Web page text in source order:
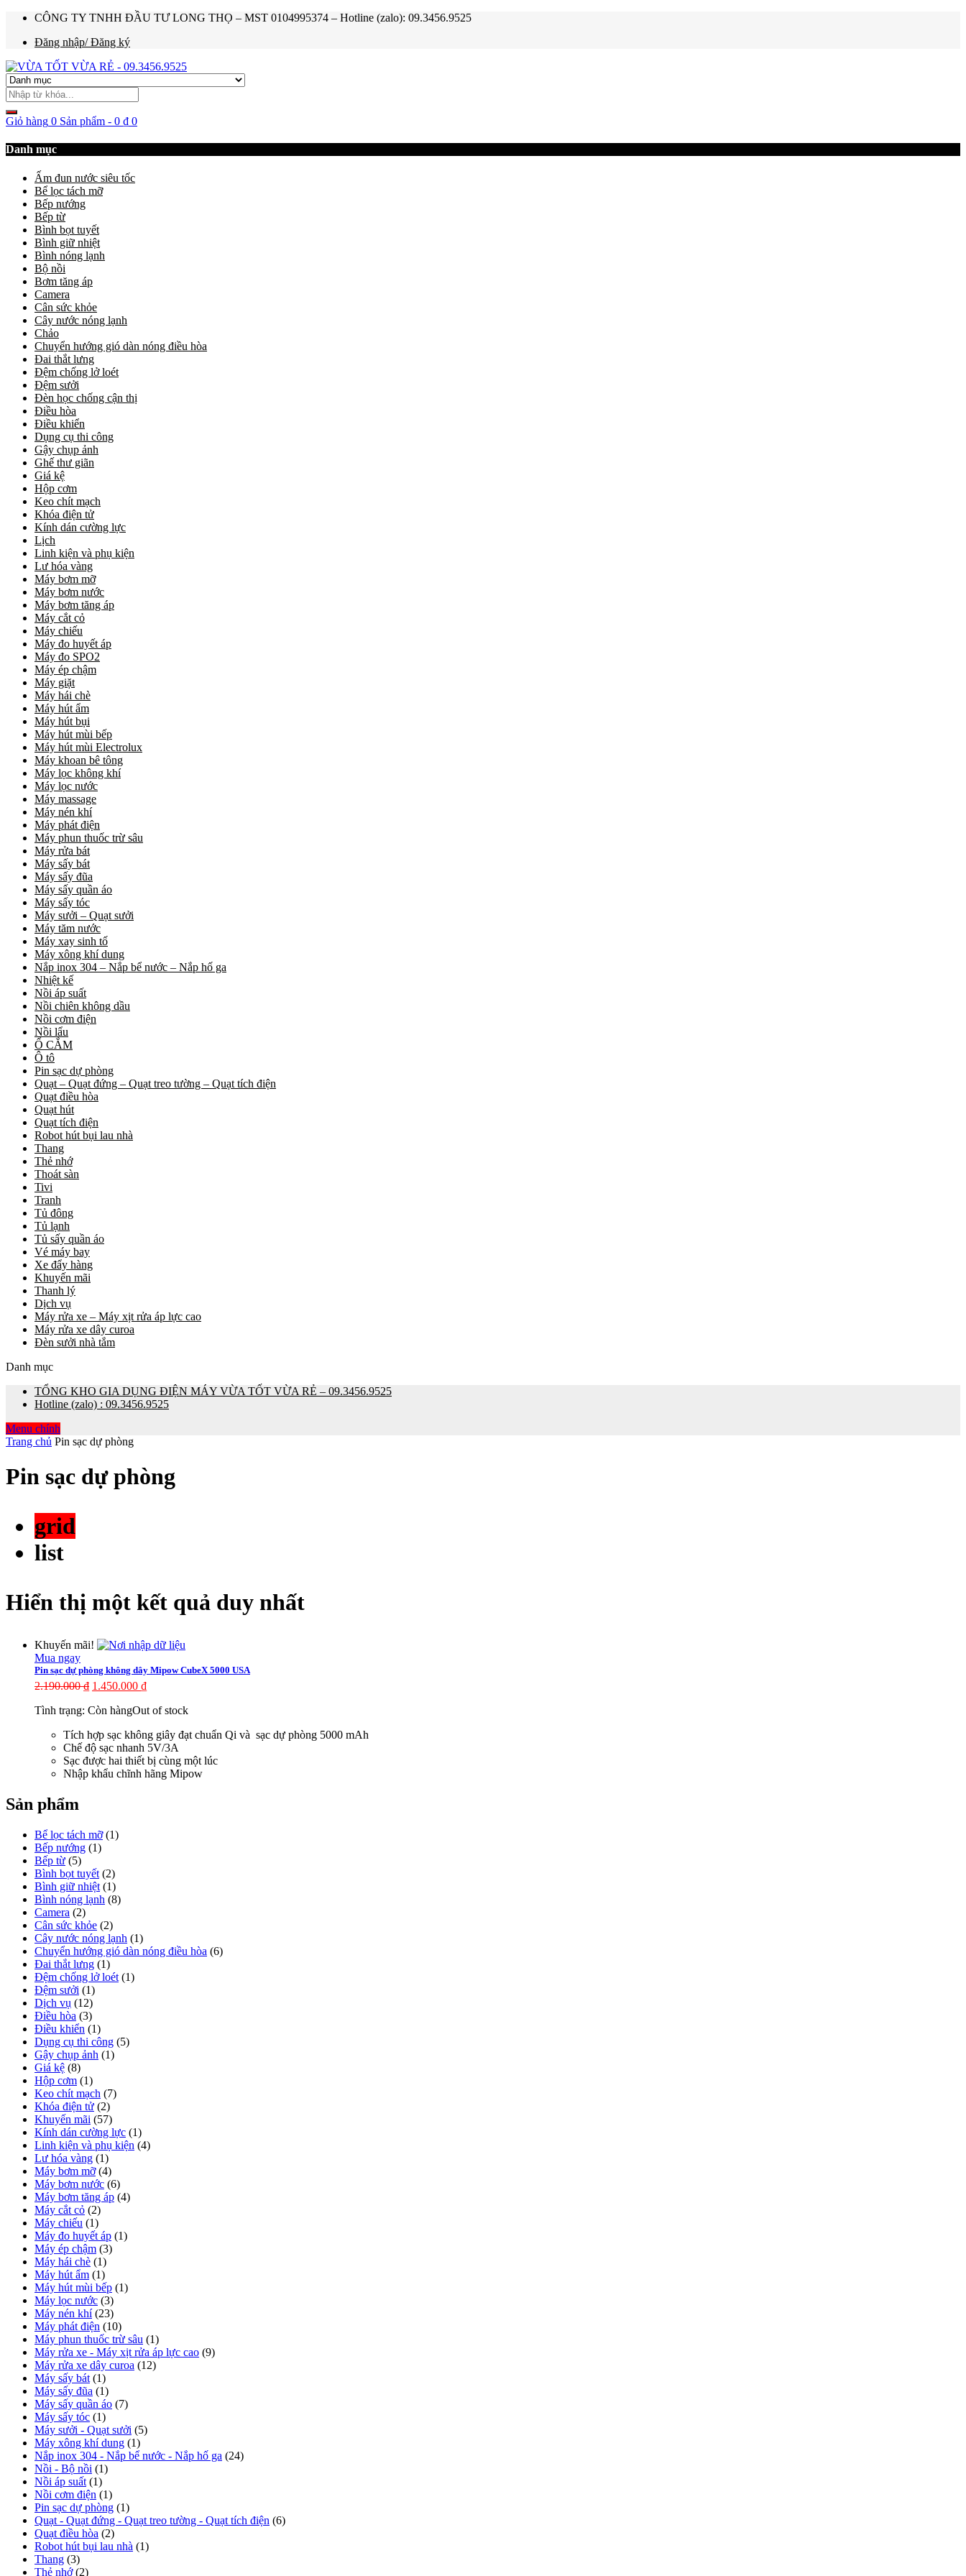
CÔNG TY TNHH ĐẦU TƯ LONG THỌ – MST 0104995374 – Hotline (zalo): 09.3456.9525
Đăng nhập/ Đăng ký
Giỏ hàng 0 Sản phẩm - 0 ₫ 0
Danh mục
Ấm đun nước siêu tốc
Bể lọc tách mỡ
Bếp nướng
Bếp từ
Bình bọt tuyết
Bình giữ nhiệt
Bình nóng lạnh
Bộ nồi
Bơm tăng áp
Camera
Cân sức khỏe
Cây nước nóng lạnh
Chảo
Chuyển hướng gió dàn nóng điều hòa
Đai thắt lưng
Đệm chống lở loét
Đệm sưởi
Đèn học chống cận thị
Điều hòa
Điều khiển
Dụng cụ thi công
Gậy chụp ảnh
Ghế thư giãn
Giá kệ
Hộp cơm
Keo chít mạch
Khóa điện tử
Kính dán cường lực
Lịch
Linh kiện và phụ kiện
Lư hóa vàng
Máy bơm mỡ
Máy bơm nước
Máy bơm tăng áp
Máy cắt cỏ
Máy chiếu
Máy đo huyết áp
Máy đo SPO2
Máy ép chậm
Máy giặt
Máy hái chè
Máy hút ẩm
Máy hút bụi
Máy hút mùi bếp
Máy hút mùi Electrolux
Máy khoan bê tông
Máy lọc không khí
Máy lọc nước
Máy massage
Máy nén khí
Máy phát điện
Máy phun thuốc trừ sâu
Máy rửa bát
Máy sấy bát
Máy sấy đũa
Máy sấy quần áo
Máy sấy tóc
Máy sưởi – Quạt sưởi
Máy tăm nước
Máy xay sinh tố
Máy xông khí dung
Nắp inox 304 – Nắp bể nước – Nắp hố ga
Nhiệt kế
Nồi áp suất
Nồi chiên không dầu
Nồi cơm điện
Nồi lẩu
Ổ CẮM
Ô tô
Pin sạc dự phòng
Quạt – Quạt đứng – Quạt treo tường – Quạt tích điện
Quạt điều hòa
Quạt hút
Quạt tích điện
Robot hút bụi lau nhà
Thang
Thẻ nhớ
Thoát sàn
Tivi
Tranh
Tủ đông
Tủ lạnh
Tủ sấy quần áo
Vé máy bay
Xe đẩy hàng
Khuyến mãi
Thanh lý
Dịch vụ
Máy rửa xe – Máy xịt rửa áp lực cao
Máy rửa xe dây curoa
Đèn sưởi nhà tắm
Danh mục
TỔNG KHO GIA DỤNG ĐIỆN MÁY VỪA TỐT VỪA RẺ – 09.3456.9525
Hotline (zalo) : 09.3456.9525
Menu chính
Trang chủ Pin sạc dự phòng
Pin sạc dự phòng
grid
list
Hiển thị một kết quả duy nhất
Khuyến mãi!
Mua ngay
Pin sạc dự phòng không dây Mipow CubeX 5000 USA
2.190.000₫ 1.450.000 ₫
Tình trạng: Còn hàngOut of stock
Tích hợp sạc không giây đạt chuẩn Qi và sạc dự phòng 5000 mAh
Chế độ sạc nhanh 5V/3A
Sạc được hai thiết bị cùng một lúc
Nhập khẩu chĩnh hãng Mipow
Sản phẩm
Bể lọc tách mỡ (1)
Bếp nướng (1)
Bếp từ (5)
Bình bọt tuyết (2)
Bình giữ nhiệt (1)
Bình nóng lạnh (8)
Camera (2)
Cân sức khỏe (2)
Cây nước nóng lạnh (1)
Chuyển hướng gió dàn nóng điều hòa (6)
Đai thắt lưng (1)
Đệm chống lở loét (1)
Đệm sưởi (1)
Dịch vụ (12)
Điều hòa (3)
Điều khiển (1)
Dụng cụ thi công (5)
Gậy chụp ảnh (1)
Giá kệ (8)
Hộp cơm (1)
Keo chít mạch (7)
Khóa điện tử (2)
Khuyến mãi (57)
Kính dán cường lực (1)
Linh kiện và phụ kiện (4)
Lư hóa vàng (1)
Máy bơm mỡ (4)
Máy bơm nước (6)
Máy bơm tăng áp (4)
Máy cắt cỏ (2)
Máy chiếu (1)
Máy đo huyết áp (1)
Máy ép chậm (3)
Máy hái chè (1)
Máy hút ẩm (1)
Máy hút mùi bếp (1)
Máy lọc nước (3)
Máy nén khí (23)
Máy phát điện (10)
Máy phun thuốc trừ sâu (1)
Máy rửa xe - Máy xịt rửa áp lực cao (9)
Máy rửa xe dây curoa (12)
Máy sấy bát (1)
Máy sấy đũa (1)
Máy sấy quần áo (7)
Máy sấy tóc (1)
Máy sưởi - Quạt sưởi (5)
Máy xông khí dung (1)
Nắp inox 304 - Nắp bể nước - Nắp hố ga (24)
Nồi - Bộ nồi (1)
Nồi áp suất (1)
Nồi cơm điện (1)
Pin sạc dự phòng (1)
Quạt - Quạt đứng - Quạt treo tường - Quạt tích điện (6)
Quạt điều hòa (2)
Robot hút bụi lau nhà (1)
Thang (3)
Thẻ nhớ (2)